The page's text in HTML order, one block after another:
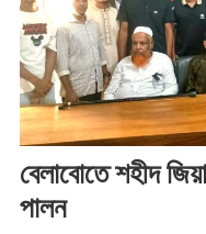
বেলাবোতে শহীদ
পালন